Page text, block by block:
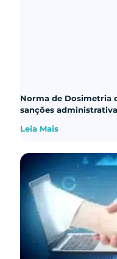
Norma de Dosimetria
sanções
Leia Mais